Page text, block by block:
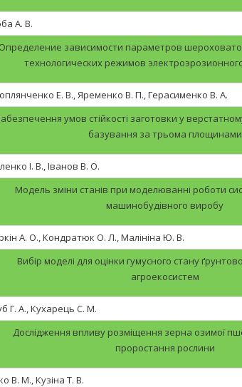
А. В.
Определение зависимости параметров
технологических режимов
Е. В., Яременко В. П., Герасименко В. А.
умов стійкості заготовки у
базування за трьома площинами
І. В., Іванов В. О.
Модель зміни станів при моделюванні роботи
машинобудівного виробу
А. О., Кондратюк О. Л., Малініна Ю. В.
Вибір моделі для оцінки гумусного стану
агроекосистем
Г. А., Кухарець С. М.
Дослідження впливу розміщення зерна озимої
проростання рослини
В. М., Кузіна Т. В.